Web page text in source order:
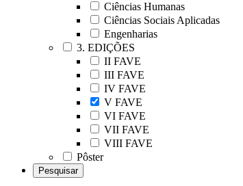
Ciências Humanas
Ciências Sociais Aplicadas
Engenharias
3. EDIÇÕES
II FAVE
III FAVE
IV FAVE
V FAVE
VI FAVE
VII FAVE
VIII FAVE
Pôster